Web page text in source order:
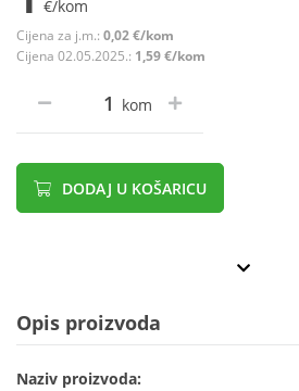
€/kom
Cijena za j.m.: 0,02 €/kom
Cijena 02.05.2025.: 1,59 €/kom
kom
DODAJ U KOŠARICU
Opis proizvoda
Naziv proizvoda: